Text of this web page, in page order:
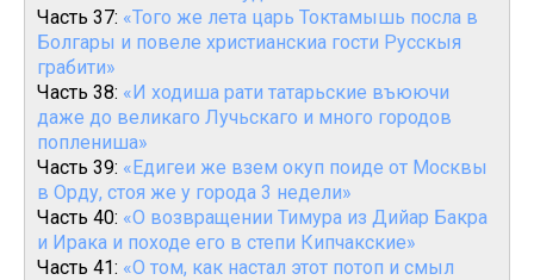
Часть 37: «Того же лета царь Токтамышь посла в
Болгары и повеле христианскиа гости Русскыя
грабити»
Часть 38: «И ходиша рати татарьские въюючи
даже до великаго Лучьскаго и много городов
поплениша»
Часть 39: «Едигеи же взем окуп поиде от Москвы
в Орду, стоя же у города 3 недели»
Часть 40: «О возвращении Тимура из Дийар Бакра
и Ирака и походе его в степи Кипчакские»
Часть 41: «О том, как настал этот потоп и смыл